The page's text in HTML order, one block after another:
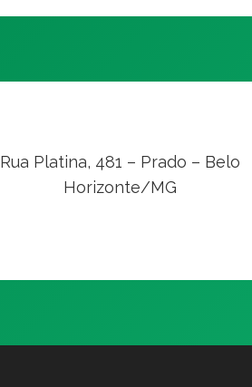
Rua Platina, 481 – Prado – Belo
Horizonte/MG